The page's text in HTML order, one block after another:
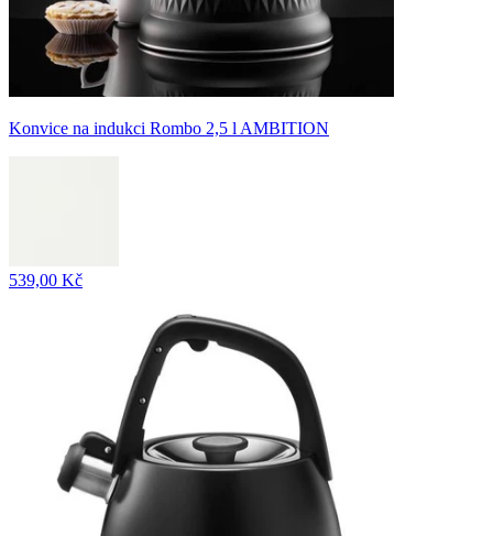
Konvice na indukci Rombo 2,5 l AMBITION
539,00 Kč